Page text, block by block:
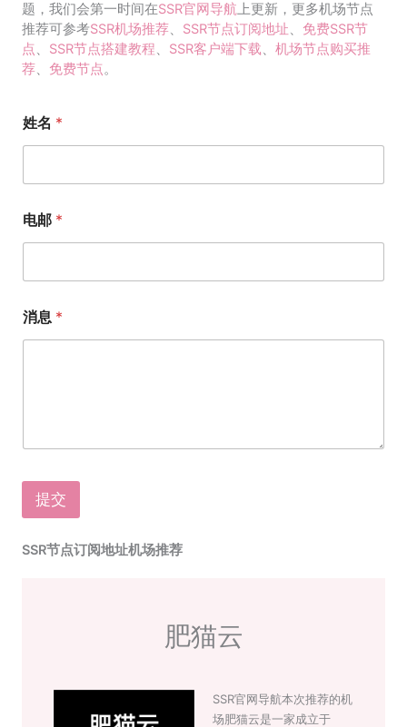
题，我们会第一时间在SSR官网导航上更新，更多机场节点
推荐可参考SSR机场推荐、 SSR节点订阅地址、 免费SSR节
点、 SSR节点搭建教程、 SSR客户端下载、 机场节点购买推
荐、 免费节点。
姓名 *
电邮 *
消息 *
提交
SSR节点订阅地址机场推荐
肥猫云
SSR官网导航本次推荐的机
场肥猫云是一家成立于